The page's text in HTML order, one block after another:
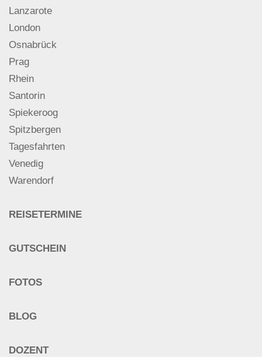
Lanzarote
London
Osnabrück
Prag
Rhein
Santorin
Spiekeroog
Spitzbergen
Tagesfahrten
Venedig
Warendorf
REISETERMINE
GUTSCHEIN
FOTOS
BLOG
DOZENT